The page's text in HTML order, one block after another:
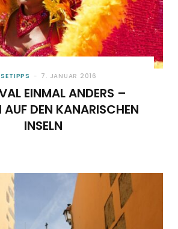
7. JANUAR 2016
EINMAL ANDERS –
DEN KANARISCHEN
INSELN